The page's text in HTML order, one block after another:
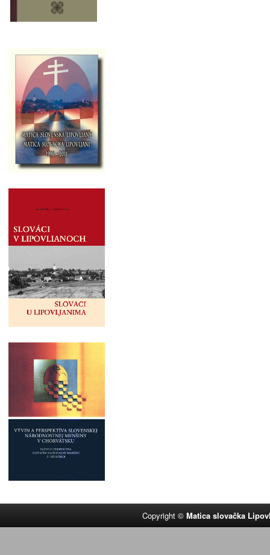
Copyright ©Matica slovačka